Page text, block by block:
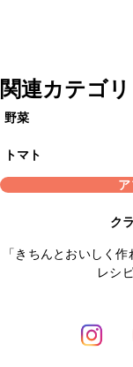
関連カテゴリ
野菜
トマト
ク
「きちんとおいしく
レシ